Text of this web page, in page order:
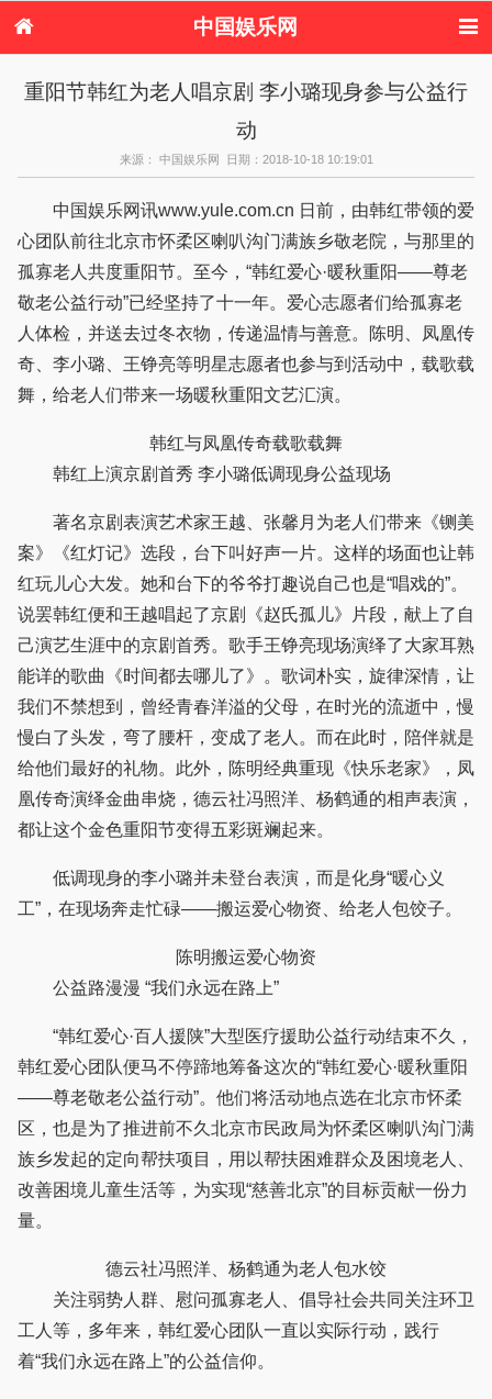
中国娱乐网
电视剧
演唱会 综艺节目
偶像活动
重阳节韩红为老人唱京剧 李小璐现身参与公益行
动
来源： 中国娱乐网 日期：2018-10-18 10:19:01
中国娱乐网讯www.yule.com.cn 日前，由韩红带领的爱
心团队前往北京市怀柔区喇叭沟门满族乡敬老院，与那里的
孤寡老人共度重阳节。至今，“韩红爱心·暖秋重阳——尊老
敬老公益行动”已经坚持了十一年。爱心志愿者们给孤寡老
人体检，并送去过冬衣物，传递温情与善意。陈明、凤凰传
奇、李小璐、王铮亮等明星志愿者也参与到活动中，载歌载
舞，给老人们带来一场暖秋重阳文艺汇演。
韩红与凤凰传奇载歌载舞
韩红上演京剧首秀 李小璐低调现身公益现场
著名京剧表演艺术家王越、张馨月为老人们带来《铡美
案》《红灯记》选段，台下叫好声一片。这样的场面也让韩
红玩儿心大发。她和台下的爷爷打趣说自己也是“唱戏的”。
说罢韩红便和王越唱起了京剧《赵氏孤儿》片段，献上了自
己演艺生涯中的京剧首秀。歌手王铮亮现场演绎了大家耳熟
能详的歌曲《时间都去哪儿了》。歌词朴实，旋律深情，让
我们不禁想到，曾经青春洋溢的父母，在时光的流逝中，慢
慢白了头发，弯了腰杆，变成了老人。而在此时，陪伴就是
给他们最好的礼物。此外，陈明经典重现《快乐老家》，凤
凰传奇演绎金曲串烧，德云社冯照洋、杨鹤通的相声表演，
都让这个金色重阳节变得五彩斑斓起来。
低调现身的李小璐并未登台表演，而是化身“暖心义
工”，在现场奔走忙碌——搬运爱心物资、给老人包饺子。
陈明搬运爱心物资
公益路漫漫 “我们永远在路上”
“韩红爱心·百人援陕”大型医疗援助公益行动结束不久，
韩红爱心团队便马不停蹄地筹备这次的“韩红爱心·暖秋重阳
——尊老敬老公益行动”。他们将活动地点选在北京市怀柔
区，也是为了推进前不久北京市民政局为怀柔区喇叭沟门满
族乡发起的定向帮扶项目，用以帮扶困难群众及困境老人、
改善困境儿童生活等，为实现“慈善北京”的目标贡献一份力
量。
德云社冯照洋、杨鹤通为老人包水饺
关注弱势人群、慰问孤寡老人、倡导社会共同关注环卫
工人等，多年来，韩红爱心团队一直以实际行动，践行
着“我们永远在路上”的公益信仰。